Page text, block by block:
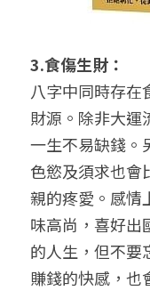
3.食傷生財：
八字中同時存在
財源。除非大運
一生不易缺錢。
色慾及須求也會
親的疼愛。感情
味高尚，喜好出
的人生，但不要
賺錢的快感，也